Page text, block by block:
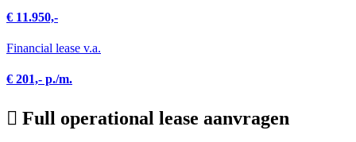
€ 11.950,-
Financial lease v.a.
€ 201,- p./m.
Full operational lease aanvragen